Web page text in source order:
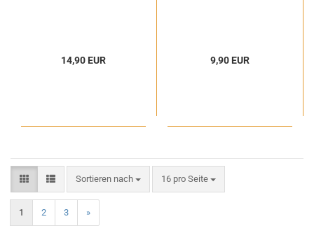
14,90 EUR 9,90 EUR
Sortieren nach
Sortieren nach 16 pro Seite
pro Seite
1 2 3 »